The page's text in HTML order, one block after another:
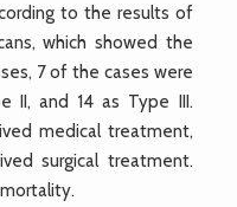
to the results of
which showed the
7 of the cases were
II, and 14 as Type III.
medical treatment,
surgical treatment.